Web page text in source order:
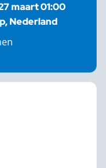
maart 01:00
Nederland